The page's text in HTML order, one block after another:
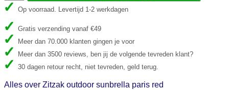
Op voorraad. Levertijd 1-2 werkdagen
Gratis verzending vanaf €49
Meer dan 70.000 klanten gingen je voor
Meer dan 3500 reviews, ben jij de volgende tevreden klant?
30 dagen retour recht, niet tevreden, geld terug.
Alles over Zitzak outdoor sunbrella paris red